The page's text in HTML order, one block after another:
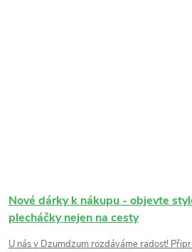
Nové dárky k nákupu - objevte
plecháčky nejen na cesty
U nás v Dzumdzum rozdáváme radost!